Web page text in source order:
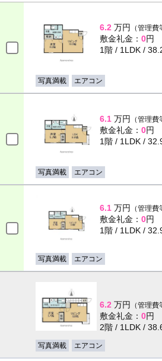
6.2 万円 （管理費
敷金礼金： 0円
1階 / 1LDK /
写真満載 エアコン
6.1 万円 （管理費
敷金礼金： 0円
1階 / 1LDK /
写真満載 エアコン
6.1 万円 （管理費
敷金礼金： 0円
1階 / 1LDK /
写真満載 エアコン
6.2 万円 （管理費
敷金礼金： 0円
2階 / 1LDK /
写真満載 エアコン